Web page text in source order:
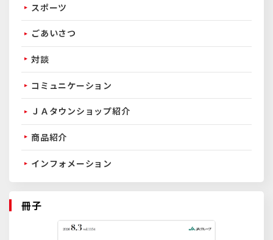
スポーツ
ごあいさつ
対談
コミュニケーション
ＪＡタウンショップ紹介
商品紹介
インフォメーション
冊子